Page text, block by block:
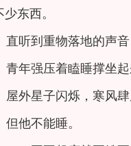
少东西。
直听到重物落地的声
青年强压着瞌睡撑坐
屋外星子闪烁，寒风
但他不能睡。